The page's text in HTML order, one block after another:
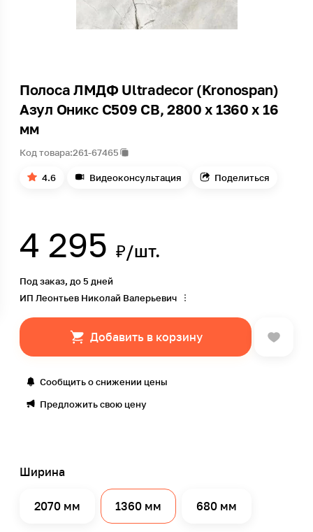
Полоса ЛМДФ Ultradecor (Kronospan)
Азул Оникс С509 CB, 2800 x 1360 x 16
мм
Код товара:261-67465
4.6 Видеоконсультация Поделиться
4 295 ₽/шт.
Под заказ, до 5 дней
ИП Леонтьев Николай Валерьевич
Добавить в корзину
Сообщить о снижении цены
Предложить свою цену
Ширина
2070 мм 1360 мм 680 мм